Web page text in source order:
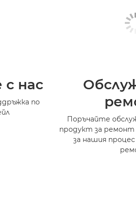
нас
по
Поръчайте
продукт за ремонт
за нашия